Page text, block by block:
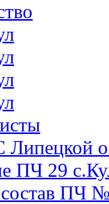
ПЧ 29
ПЧ